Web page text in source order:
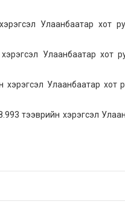
Улаанбаатар хот
Улаанбаатар хот
Улаанбаатар хот
тээврийн хэрэгсэл